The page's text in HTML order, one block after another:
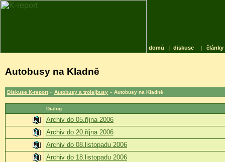
domů | diskuse | články
Autobusy na Kladně
Diskuse K-report » Autobusy a trolejbusy » Autobusy na Kladně
Dialog
Archiv do 05.října 2006
Archiv do 20.října 2006
Archiv do 08.listopadu 2006
Archiv do 18.listopadu 2006